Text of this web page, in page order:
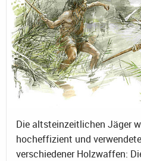
Die altsteinzeitlichen Jäger
hocheffizient und
verschiedener Holzwaffen: